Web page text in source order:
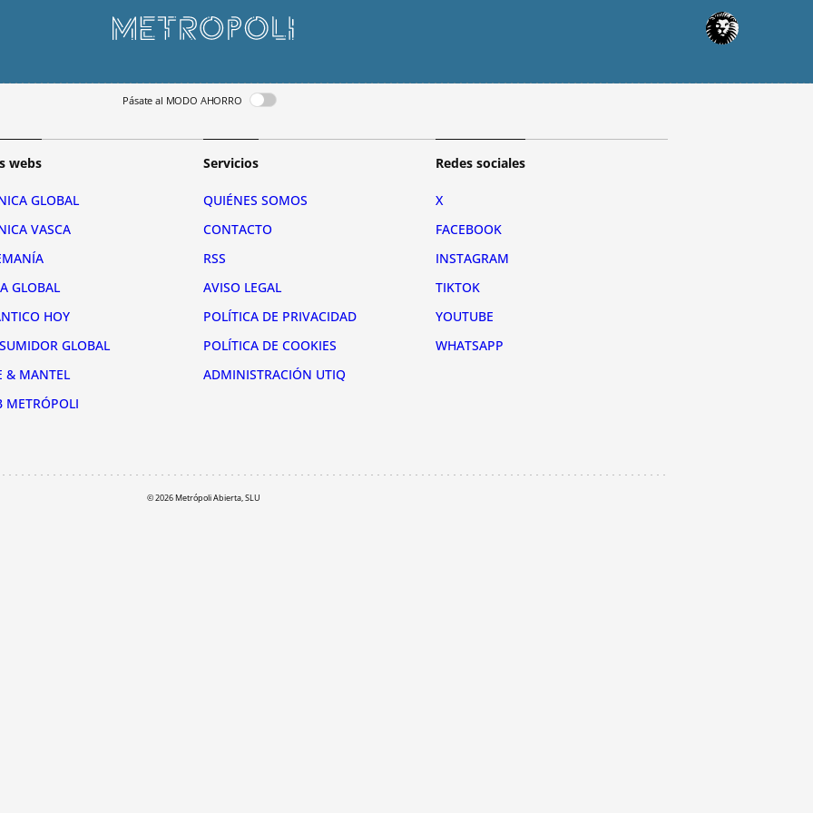
Pásate al MODO AHORRO
webs
GLOBAL
VASCA
GLOBAL
HOY
GLOBAL
& MANTEL
METRÓPOLI
Servicios
QUIÉNES SOMOS
CONTACTO
RSS
AVISO LEGAL
POLÍTICA DE PRIVACIDAD
POLÍTICA DE COOKIES
ADMINISTRACIÓN UTIQ
Redes sociales
X
FACEBOOK
INSTAGRAM
TIKTOK
YOUTUBE
WHATSAPP
© 2026 Metrópoli Abierta, SLU